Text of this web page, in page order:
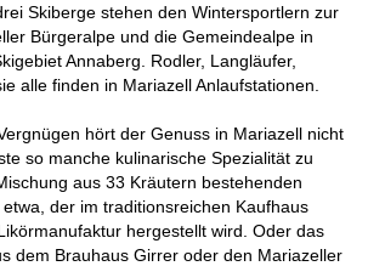
Skiberge stehen den Wintersportlern zur
Bürgeralpe und die Gemeindealpe in
Annaberg. Rodler, Langläufer,
alle finden in Mariazell Anlaufstationen.
hört der Genuss in Mariazell nicht
so manche kulinarische Spezialität zu
aus 33 Kräutern bestehenden
der im traditionsreichen Kaufhaus
hergestellt wird. Oder das
dem Brauhaus Girrer oder den Mariazeller